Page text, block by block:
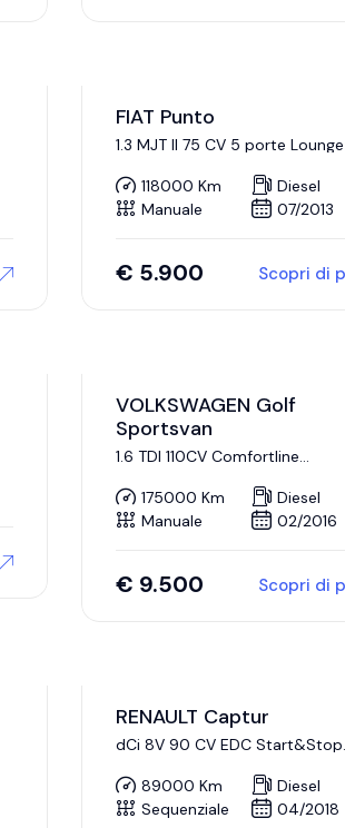
FIAT Punto
1.3 MJT II 75 CV 5 porte Lounge
118000 Km
Diesel
Manuale
07/2013
€ 5.900 Scopri di
VOLKSWAGEN Golf
Sportsvan
1.6 TDI 110CV Comfortline
175000 Km
Diesel
Manuale
02/2016
€ 9.500 Scopri di
RENAULT Captur
dCi 8V 90 CV EDC Start&Stop
89000 Km
Diesel
Sequenziale
04/2018